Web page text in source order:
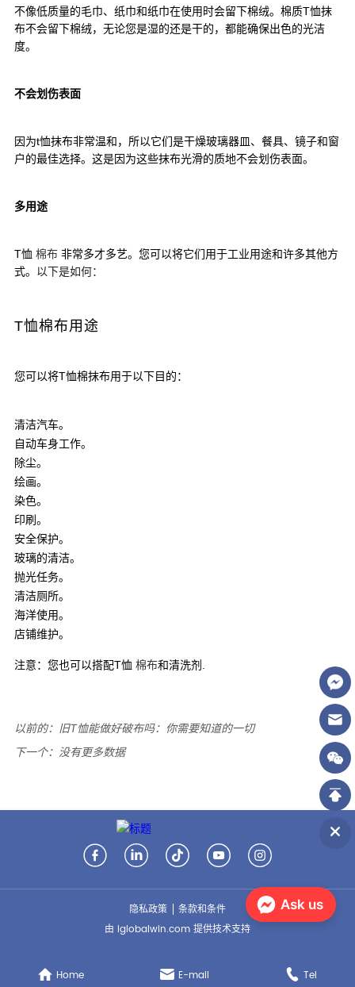
以前的： 旧T恤能做好破布吗：你需要知道的一切
下一个： 没有更多数据
Home E-mail Tel
隐私政策
条款和条件
由 iglobalwin.com 提供技术支持
Ask us